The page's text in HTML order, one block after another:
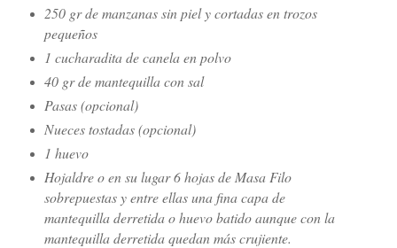
250 gr de manzanas sin piel y cortadas en trozos
pequeños
1 cucharadita de canela en polvo
40 gr de mantequilla con sal
Pasas (opcional)
Nueces tostadas (opcional)
1 huevo
Hojaldre o en su lugar 6 hojas de Masa Filo
sobrepuestas y entre ellas una fina capa de
mantequilla derretida o huevo batido aunque con la
mantequilla derretida quedan más crujiente.